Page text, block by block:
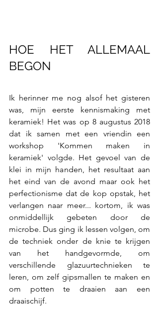
HOE HET ALLEMAAL
BEGON
Ik herinner me nog alsof het gisteren
was, mijn eerste kennismaking met
keramiek! Het was op 8 augustus 2018
dat ik samen met een vriendin een
workshop 'Kommen maken in
keramiek' volgde. Het gevoel van de
klei in mijn handen, het resultaat aan
het eind van de avond maar ook het
perfectionisme dat de kop opstak, het
verlangen naar meer... kortom, ik was
onmiddellijk gebeten door de
microbe. Dus ging ik lessen volgen, om
de techniek onder de knie te krijgen
van het handgevormde, om
verschillende glazuurtechnieken te
leren, om zelf gipsmallen te maken en
om potten te draaien aan een
draaischijf.